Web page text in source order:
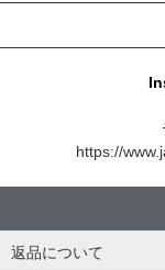
https://
返品について